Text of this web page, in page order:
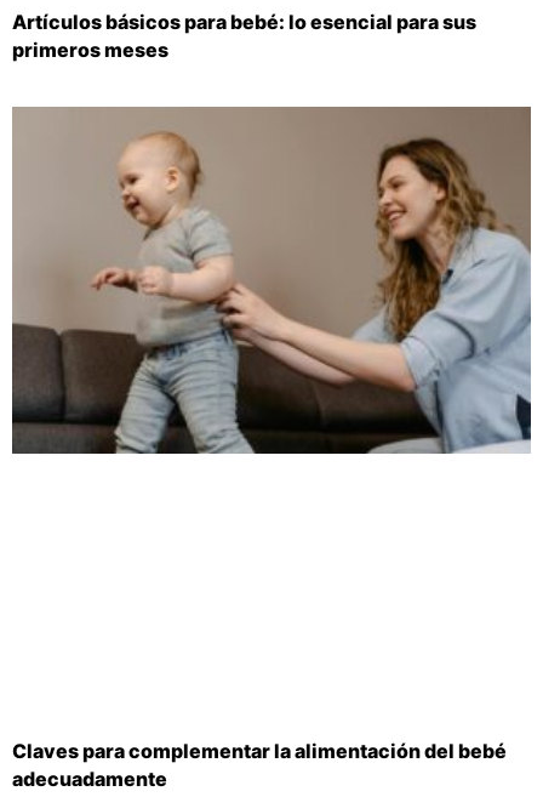
Artículos básicos para bebé: lo esencial para sus
primeros meses
Claves para complementar la alimentación del bebé
adecuadamente